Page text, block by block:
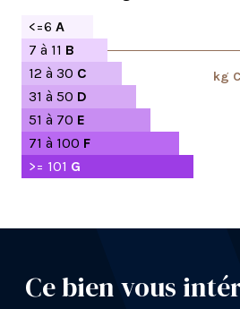
<=6 A
7 à 11 B
kg
12 à 30 C
31 à 50 D
51 à 70 E
71 à 100 F
>= 101 G
Ce bien vous